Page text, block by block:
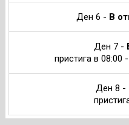
Ден 6 - В
Ден 7 -
пристига в 08:00
Ден 8 -